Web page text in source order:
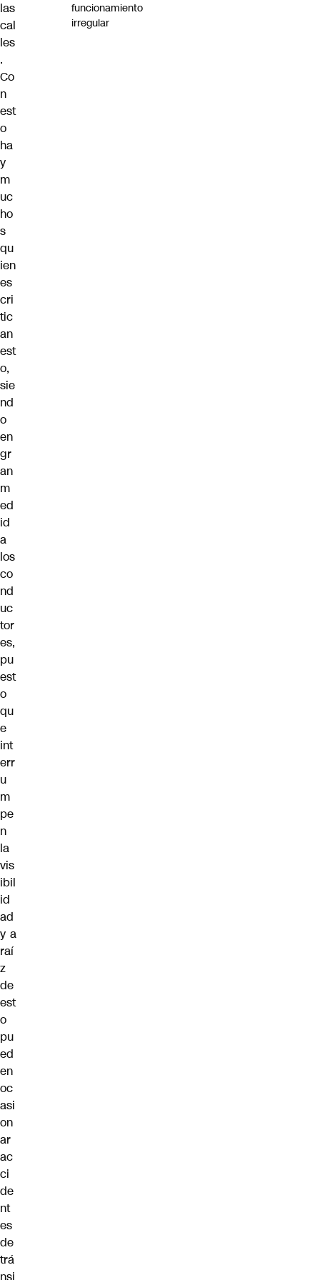
las
cal
les
.
Co
n
est
o
ha
y
m
uc
ho
s
qu
ien
es
cri
tic
an
est
o,
sie
nd
o
en
gr
an
m
ed
id
a
los
co
nd
uc
tor
es,
pu
est
o
qu
e
int
err
u
m
pe
n
la
vis
ibil
id
ad
y a
raí
z
de
est
o
pu
ed
en
oc
asi
on
ar
ac
ci
de
nt
es
de
trá
nsi
funcionamiento
irregular